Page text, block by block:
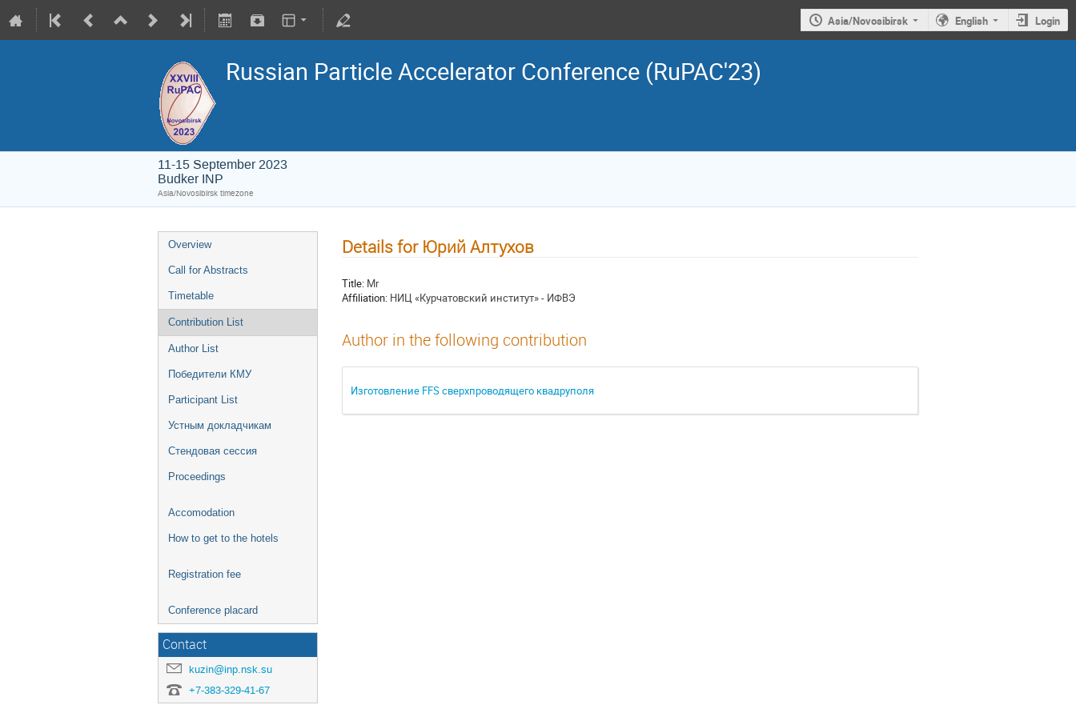
Asia/Novosibirsk English Login
Russian Particle Accelerator Conference (RuPAC'23)
11-15 September 2023
Budker INP
Asia/Novosibirsk timezone
Overview
Call for Abstracts
Timetable
Contribution List
Author List
Победители КМУ
Participant List
Устным докладчикам
Стендовая сессия
Proceedings
Accomodation
How to get to the hotels
Registration fee
Conference placard
Contact
kuzin@inp.nsk.su
+7-383-329-41-67
Details for Юрий Алтухов
Title: Mr
Affiliation: НИЦ «Курчатовский институт» - ИФВЭ
Author in the following contribution
Изготовление FFS сверхпроводящего квадруполя